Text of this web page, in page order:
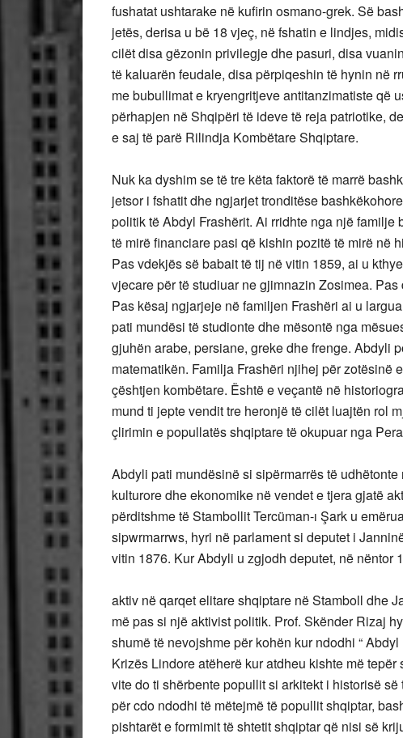
fushatat ushtarake në kufirin osmano-grek. Së
jetës, derisa u bë 18 vjeç, në fshatin e lindjes,
cilët disa gëzonin privilegje dhe pasuri, disa
të kaluarën feudale, disa përpiqeshin të hynin në
me bubullimat e kryengritjeve antitanzimatiste që
përhapjen në Shqipëri të ideve të reja patriotike,
e saj të parë Rilindja Kombëtare Shqiptare.
Nuk ka dyshim se të tre këta faktorë të marrë
jetsor i fshatit dhe ngjarjet tronditëse
politik të Abdyl Frashërit. Ai rridhte nga një
të mirë financiare pasi që kishin pozitë të mirë në
Pas vdekjës së babait të tij në vitin 1859, ai u
vjecare për të studiuar ne gjimnazin Zosimea.
Pas kësaj ngjarjeje në familjen Frashëri ai u
pati mundësi të studionte dhe mësontë nga
gjuhën arabe, persiane, greke dhe frenge. Abdyli
matematikën. Familja Frashëri njihej për zotësinë
çështjen kombëtare. Është e veçantë në
mund ti jepte vendit tre heronjë të cilët luajtën rol
çlirimin e popullatës shqiptare të okupuar nga
Abdyli pati mundësinë si sipërmarrës të
kulturore dhe ekonomike në vendet e tjera gjatë
përditshme të Stambollit Tercüman-ı Şark u
sipwrmarrws, hyri në parlament si deputet i
vitin 1876. Kur Abdyli u zgjodh deputet, në nëntor
aktiv në qarqet elitare shqiptare në Stamboll dhe
më pas si një aktivist politik. Prof. Skënder Rizaj
shumë të nevojshme për kohën kur ndodhi “
Krizës Lindore atëherë kur atdheu kishte më
vite do ti shërbente popullit si arkitekt i historisë
për cdo ndodhi të mëtejmë të popullit shqiptar,
pishtarët e formimit të shtetit shqiptar që nisi së